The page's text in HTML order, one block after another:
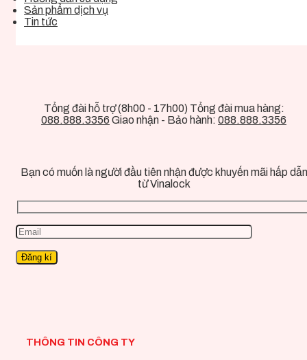
Sản phẩm dịch vụ
Tin tức
Tổng đài hỗ trợ (8h00 - 17h00) Tổng đài mua hàng:
088.888.3356 Giao nhận - Bảo hành: 088.888.3356
Bạn có muốn là người đầu tiên nhận được khuyến mãi hấp dẫn
từ Vinalock
THÔNG TIN CÔNG TY